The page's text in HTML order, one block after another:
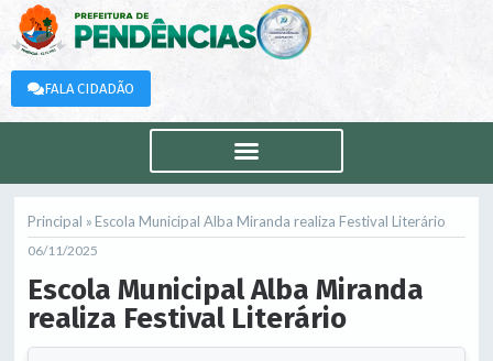
FALA CIDADÃO
Principal » Escola Municipal Alba Miranda realiza Festival Literário
06/11/2025
Escola Municipal Alba Miranda
realiza Festival Literário